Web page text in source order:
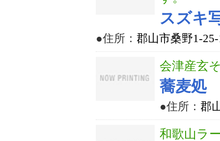
スズキ
●住所： 郡山市桑野1-
会津産玄
蕎麦処
●住所： 郡
和歌山ラ